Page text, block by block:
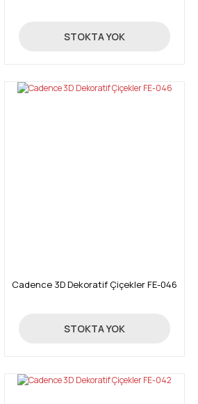
9,12 TL
STOKTA YOK
Cadence 3D Dekoratif Çiçekler FE-046
24,70 TL
STOKTA YOK